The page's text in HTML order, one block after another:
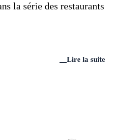
la série des restaurants
Lire la suite